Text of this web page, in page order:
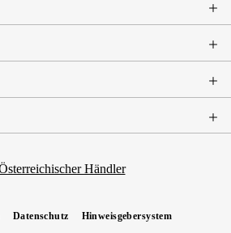
Datenschutz
Hinweisgebersystem